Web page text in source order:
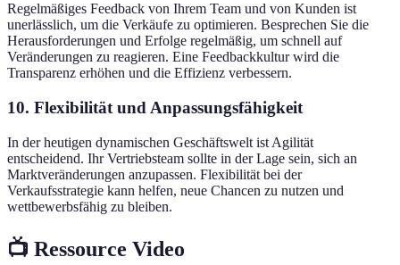
Regelmäßiges Feedback von Ihrem Team und von Kunden ist
unerlässlich, um die Verkäufe zu optimieren. Besprechen Sie die
Herausforderungen und Erfolge regelmäßig, um schnell auf
Veränderungen zu reagieren. Eine Feedbackkultur wird die
Transparenz erhöhen und die Effizienz verbessern.
10. Flexibilität und Anpassungsfähigkeit
In der heutigen dynamischen Geschäftswelt ist Agilität
entscheidend. Ihr Vertriebsteam sollte in der Lage sein, sich an
Marktveränderungen anzupassen. Flexibilität bei der
Verkaufsstrategie kann helfen, neue Chancen zu nutzen und
wettbewerbsfähig zu bleiben.
📺 Ressource Video